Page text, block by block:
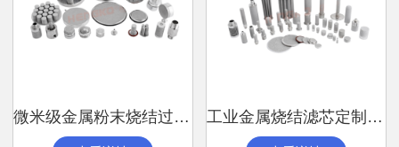
微米级金属粉末烧结过滤器 | 316L滤 工业金属烧结滤芯定制丨支持来图来样生产微